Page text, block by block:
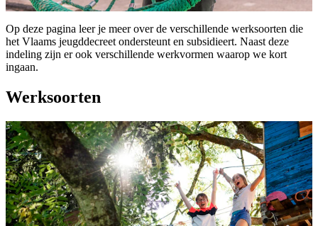
Op deze pagina leer je meer over de verschillende werksoorten die
het Vlaams jeugddecreet ondersteunt en subsidieert. Naast deze
indeling zijn er ook verschillende werkvormen waarop we kort
ingaan.
Werksoorten